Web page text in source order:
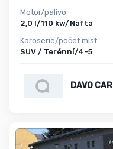
Motor/palivo
2,0 l/110 kw/Nafta
Karoserie/počet míst
SUV / Terénní/4-5
DAVO CAR